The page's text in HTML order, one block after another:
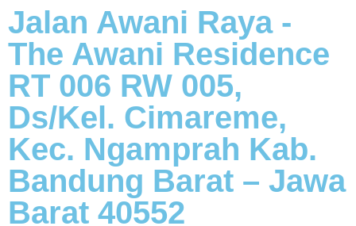
Jalan Awani Raya -
The Awani Residence
RT 006 RW 005,
Ds/Kel. Cimareme,
Kec. Ngamprah Kab.
Bandung Barat – Jawa
Barat 40552